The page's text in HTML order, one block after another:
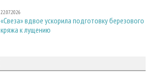
22.07.2026
«Свеза» вдвое ускорила подготовку березового
кряжа к лущению